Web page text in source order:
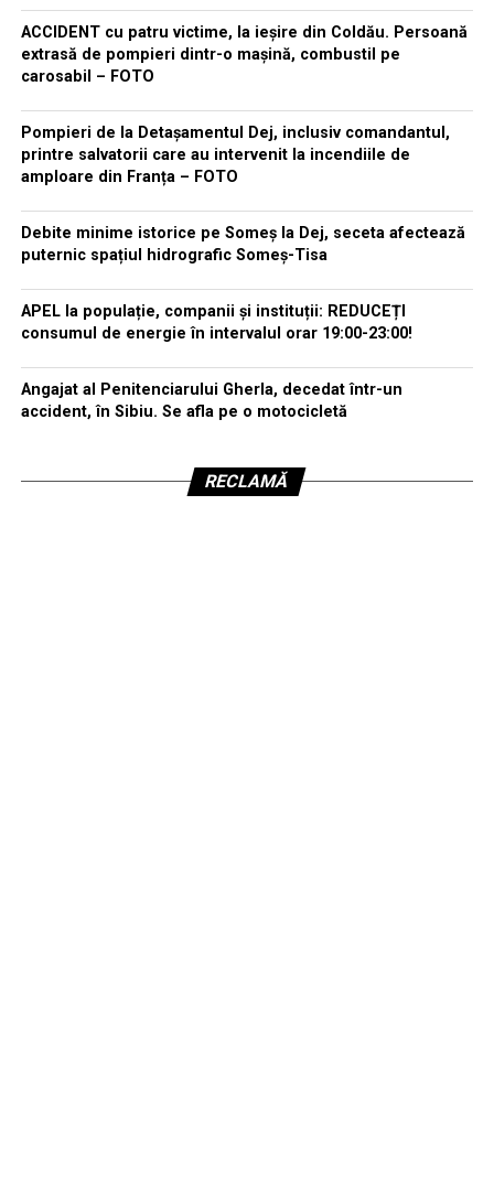
ACCIDENT cu patru victime, la ieșire din Coldău. Persoană
extrasă de pompieri dintr-o mașină, combustil pe
carosabil – FOTO
Pompieri de la Detașamentul Dej, inclusiv comandantul,
printre salvatorii care au intervenit la incendiile de
amploare din Franța – FOTO
Debite minime istorice pe Someș la Dej, seceta afectează
puternic spațiul hidrografic Someș-Tisa
APEL la populație, companii și instituții: REDUCEȚI
consumul de energie în intervalul orar 19:00-23:00!
Angajat al Penitenciarului Gherla, decedat într-un
accident, în Sibiu. Se afla pe o motocicletă
RECLAMĂ